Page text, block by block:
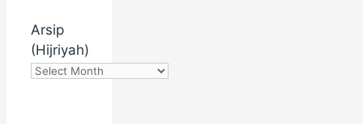
Arsip
(Hijriyah)